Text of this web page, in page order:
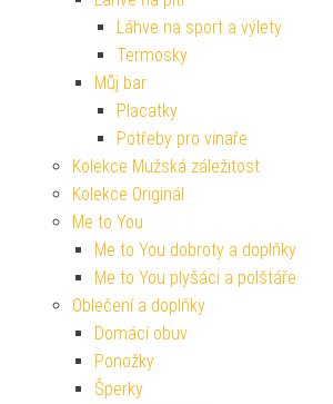
Láhve na sport a výlety
Termosky
Můj bar
Placatky
Potřeby pro vinaře
Kolekce Mužská záležitost
Kolekce Originál
Me to You
Me to You dobroty a doplňky
Me to You plyšáci a polštáře
Oblečení a doplňky
Domácí obuv
Ponožky
Šperky